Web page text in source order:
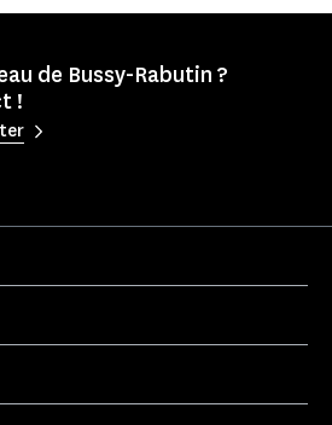
de Bussy-Rabutin ?
!